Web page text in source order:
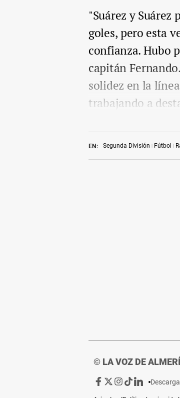
EN: Segunda División Fútbol
"Suárez y Suárez
goles, pero esta
confianza. Hubo
capitán
solidez en la
trabajando a
© LA VOZ DE
Ir
Ir
Ir Ir Ir